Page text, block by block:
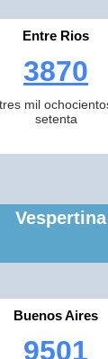
Entre Rios
3870
tres mil
setenta
Buenos Aires
9501